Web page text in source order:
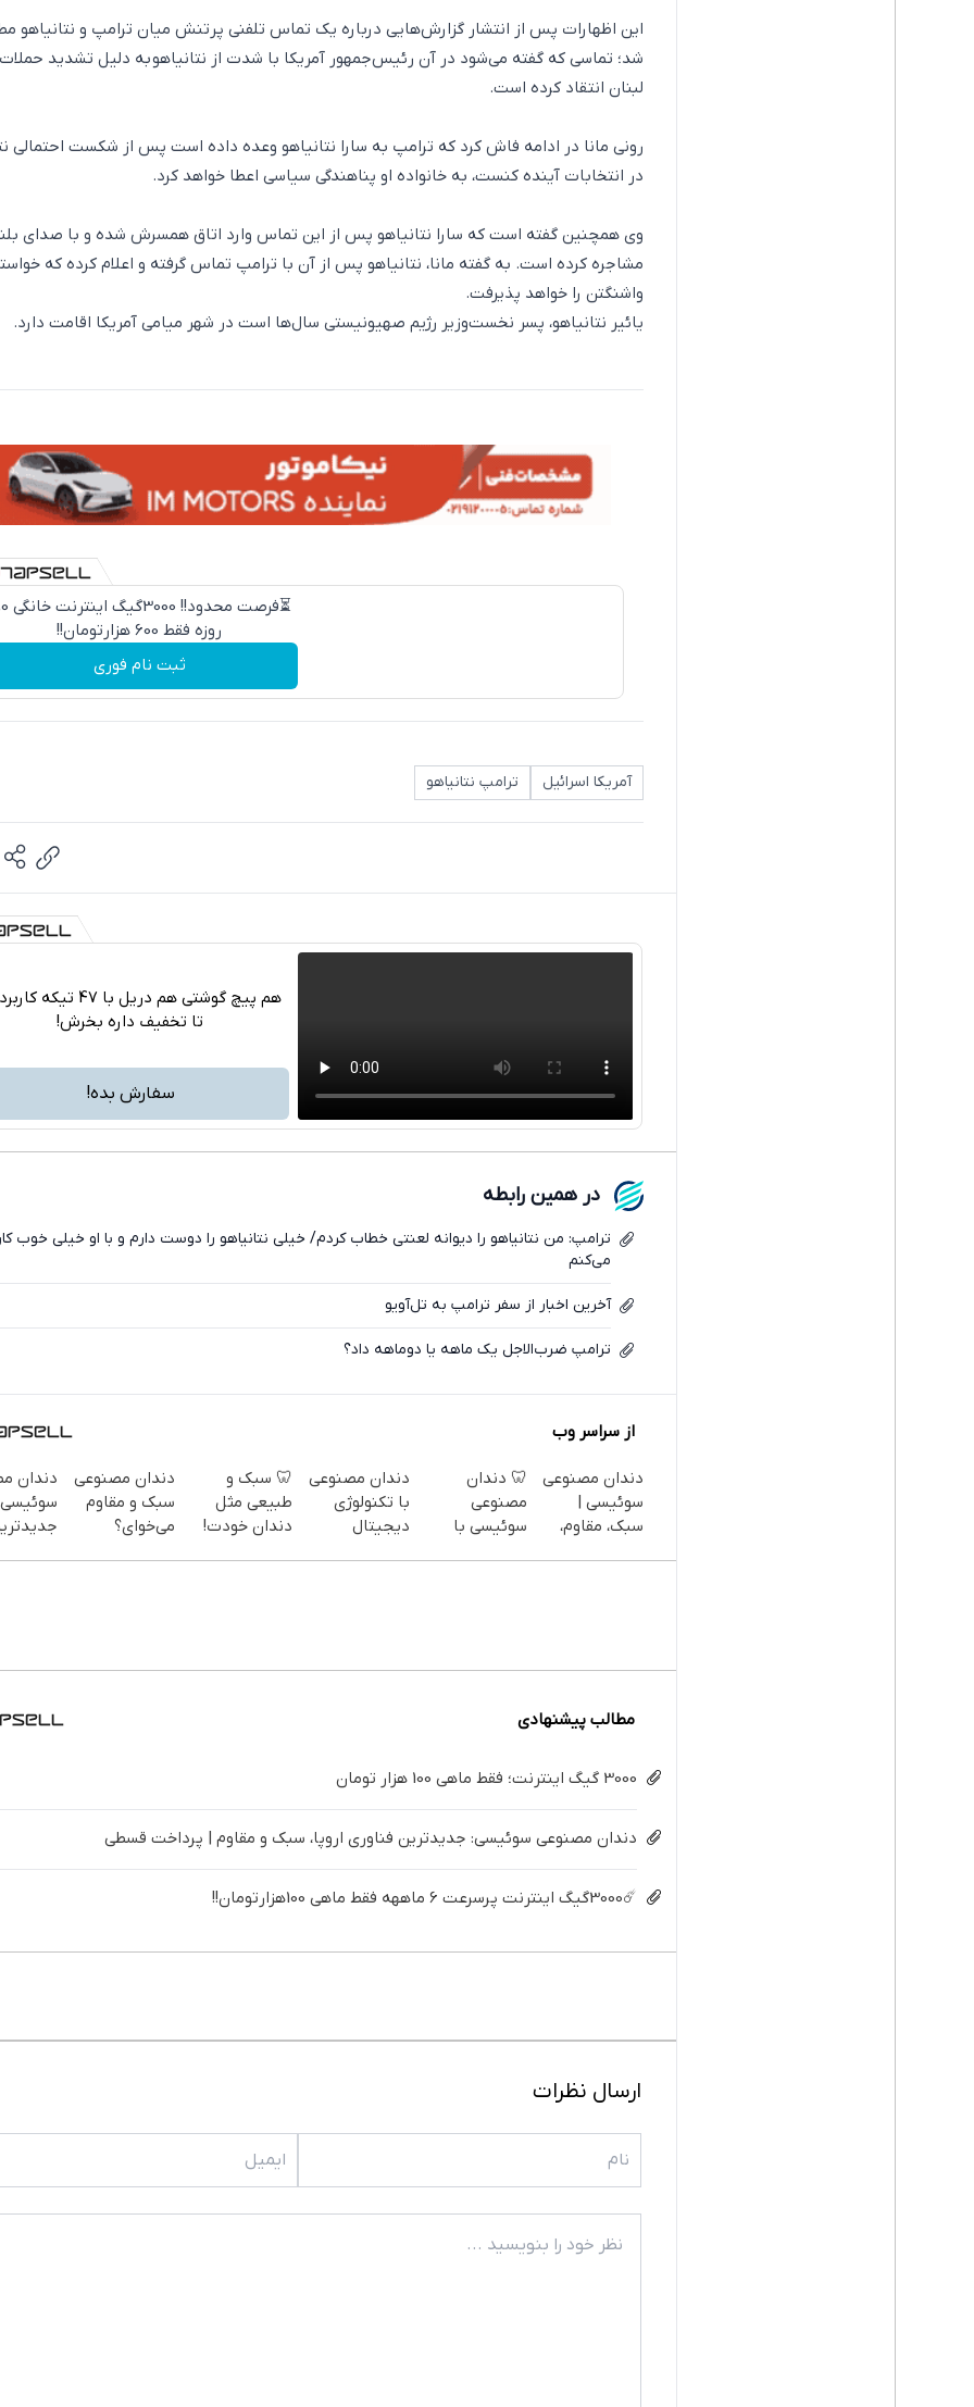
این اظهارات پس از انتشار گزارش‌هایی درباره یک تماس تلفنی پرتنش میان ترامپ و نتانیاهو
شد؛ تماسی که گفته می‌شود در آن رئیس‌جمهور آمریکا با شدت از نتانیاهو به دلیل تشدید
لبنان انتقاد کرده است.
رونی مانا در ادامه فاش کرد که ترامپ به سارا نتانیاهو وعده داده است پس از شکست احتمالی
در انتخابات آینده کنست، به خانواده او پناهندگی سیاسی اعطا خواهد کرد.
وی همچنین گفته است که سارا نتانیاهو پس از این تماس وارد اتاق همسرش شده و با صدای
مشاجره کرده است. به گفته مانا، نتانیاهو پس از آن با ترامپ تماس گرفته و اعلام کرده که
واشنگتن را خواهد پذیرفت.
یائیر نتانیاهو، پسر نخست‌وزیر رژیم صهیونیستی سال‌ها است در شهر میامی آمریکا اقامت دارد.
⏳فرصت
روزه فقط 600 هزارتومان!!
ثبت نام فوری
آمریکا اسرائیل ترامپ نتانیاهو
تلگرام
فیسبوک
هم پیچ گوشتی هم دریل با 47
تا تخفیف داره بخرش!
سفارش بده!
در همین رابطه
ترامپ: من نتانیاهو را دیوانه لعنتی خطاب کردم/ خیلی نتانیاهو را دوست دارم و با او خیلی خوب
می‌کنم
آخرین اخبار از سفر ترامپ به تل‌آویو
ترامپ ضرب‌الاجل یک ماهه یا دوماهه داد؟
از سراسر وب
دندان مصنوعی
سوئیسی |
سبک، مقاوم،
🦷 دندان
مصنوعی
سوئیسی با
دندان مصنوعی
با تکنولوژی
دیجیتال
🦷 سبک و
طبیعی مثل
دندان خودت!
دندان مصنوعی
سبک و مقاوم
می‌خوای؟
دندان
مطالب پیشنهادی
3000 گیگ اینترنت؛ فقط ماهی 100 هزار تومان
دندان مصنوعی سوئیسی: جدیدترین فناوری اروپا، سبک و مقاوم | پرداخت قسطی
☄️3000گیگ اینترنت پرسرعت 6 ماههه فقط ماهی 100هزارتومان!!
ارسال نظرات